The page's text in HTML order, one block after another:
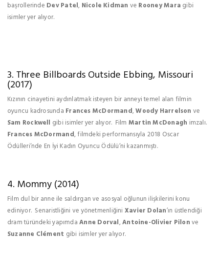
başrollerinde Dev Patel, Nicole Kidman ve Rooney Mara gibi
isimler yer alıyor.
3. Three Billboards Outside Ebbing, Missouri
(2017)
Kızının cinayetini aydınlatmak isteyen bir anneyi temel alan filmin
oyuncu kadrosunda Frances McDormand,Woody Harrelson ve
Sam Rockwell gibi isimler yer alıyor. Film Martin McDonagh imzalı.
Frances McDormand, filmdeki performansıyla 2018 Oscar
Ödülleri’nde En İyi Kadın Oyuncu Ödülü’ni kazanmıştı.
4. Mommy (2014)
Film dul bir anne ile saldırgan ve asosyal oğlunun ilişkilerini konu
ediniyor. Senaristliğini ve yönetmenliğini Xavier Dolan’ın üstlendiği
dram türündeki yapımdaAnne Dorval,Antoine-Olivier Pilonve
Suzanne Clément gibi isimler yer alıyor.